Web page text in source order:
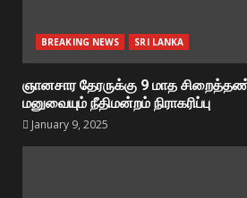
BREAKING NEWS SRI LANKA
ஞானசார தேரருக்கு 9 மாத
மனுவையும் நீதிமன்றம் நிராகரிப்பு
January 9, 2025